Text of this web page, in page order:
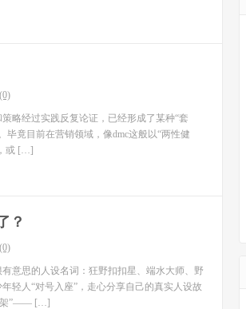
略经过实践反复论证，已经形成了某种“套
毕竟目前在营销领域，像dmc这般以“两性健
或 […]
？
意思的人设名词：狂野扣扣星、端水大师、野
人“对号入座”，走心分享自己的真实人设故
架”—— […]